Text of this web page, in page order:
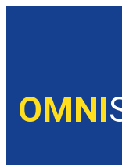
OMNI